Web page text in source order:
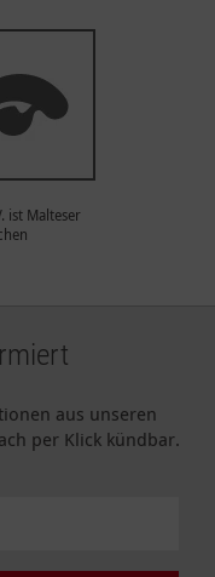
ist Malteser
aus unseren
per Klick kündbar.